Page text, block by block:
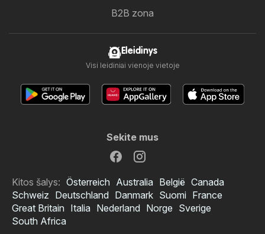
B2B zona
Eleidinys
Visi leidiniai vienoje vietoje
Sekite mus
Kitos šalys: Österreich Australia België Canada
Schweiz Deutschland Danmark Suomi France
Great Britain Italia Nederland Norge Sverige
South Africa